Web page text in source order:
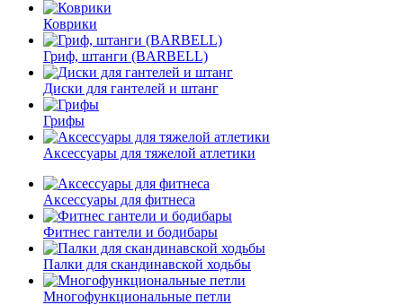
Коврики
Гриф, штанги (BARBELL)
Диски для гантелей и штанг
Грифы
Аксессуары для тяжелой атлетики
Аксессуары для фитнеса
Фитнес гантели и бодибары
Палки для скандинавской ходьбы
Многофункциональные петли